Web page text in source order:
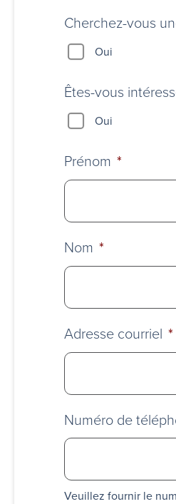
stationnement?
Cherchez-vous
Oui
Êtes-vous
Oui
Prénom *
Nom *
Adresse courriel *
Numéro de
Veuillez fournir le